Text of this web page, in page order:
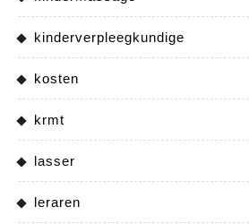
kinderverpleegkundige
kosten
krmt
lasser
leraren